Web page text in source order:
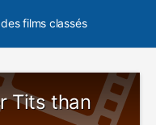
films classés
Tits than